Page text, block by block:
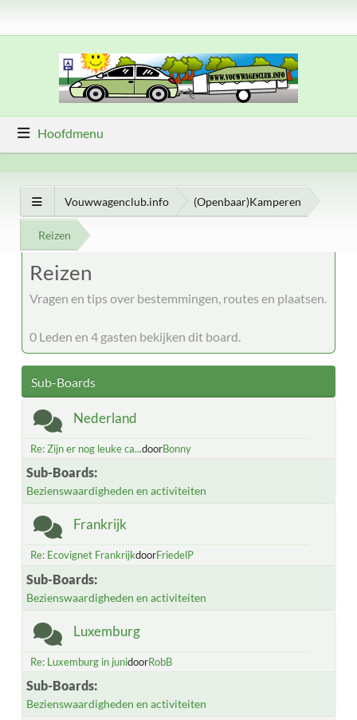
Hoofdmenu
Vouwwagenclub.info (Openbaar)Kamperen
Reizen
Reizen
Vragen en tips over bestemmingen, routes en plaatsen.
0 Leden en 4 gasten bekijken dit board.
Sub-Boards
Nederland
Re: Zijn er nog leuke ca...doorBonny
Sub-Boards
Bezienswaardigheden en activiteiten
Frankrijk
Re: Ecovignet FrankrijkdoorFriedelP
Sub-Boards
Bezienswaardigheden en activiteiten
Luxemburg
Re: Luxemburg in junidoorRobB
Sub-Boards
Bezienswaardigheden en activiteiten